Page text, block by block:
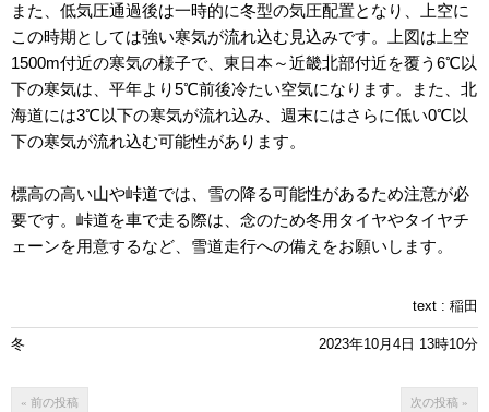
また、低気圧通過後は一時的に冬型の気圧配置となり、上空に
この時期としては強い寒気が流れ込む見込みです。上図は上空
1500m付近の寒気の様子で、東日本～近畿北部付近を覆う6℃以
下の寒気は、平年より5℃前後冷たい空気になります。また、北
海道には3℃以下の寒気が流れ込み、週末にはさらに低い0℃以
下の寒気が流れ込む可能性があります。
標高の高い山や峠道では、雪の降る可能性があるため注意が必
要です。峠道を車で走る際は、念のため冬用タイヤやタイヤチ
ェーンを用意するなど、雪道走行への備えをお願いします。
text : 稲田
冬 2023年10月4日 13時10分
« 前の投稿 次の投稿 »